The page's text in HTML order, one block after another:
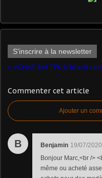
S'inscrire à la newsletter
Commenter cet article
Ajouter un
B Benjamin 19/07/
Bonjour Marc,<br />
même ou acheté